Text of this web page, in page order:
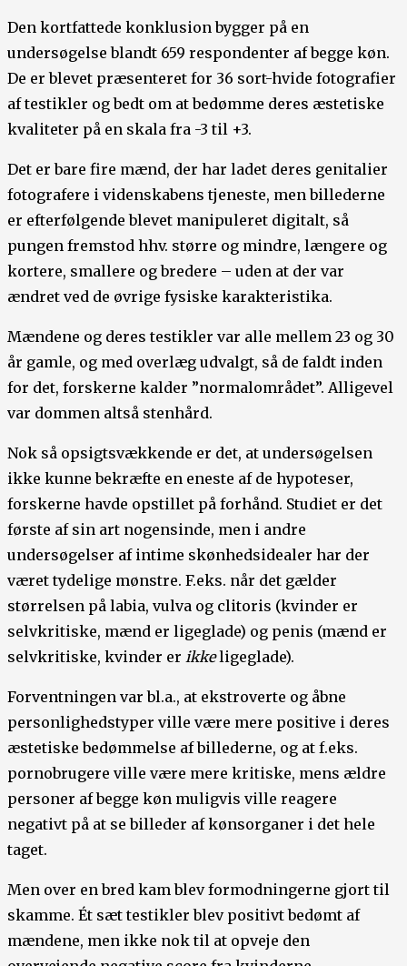
Den kortfattede konklusion bygger på en
undersøgelse blandt 659 respondenter af begge køn.
De er blevet præsenteret for 36 sort-hvide fotografier
af testikler og bedt om at bedømme deres æstetiske
kvaliteter på en skala fra -3 til +3.
Det er bare fire mænd, der har ladet deres genitalier
fotografere i videnskabens tjeneste, men billederne
er efterfølgende blevet manipuleret digitalt, så
pungen fremstod hhv. større og mindre, længere og
kortere, smallere og bredere – uden at der var
ændret ved de øvrige fysiske karakteristika.
Mændene og deres testikler var alle mellem 23 og 30
år gamle, og med overlæg udvalgt, så de faldt inden
for det, forskerne kalder ”normalområdet”. Alligevel
var dommen altså stenhård.
Nok så opsigtsvækkende er det, at undersøgelsen
ikke kunne bekræfte en eneste af de hypoteser,
forskerne havde opstillet på forhånd. Studiet er det
første af sin art nogensinde, men i andre
undersøgelser af intime skønhedsidealer har der
været tydelige mønstre. F.eks. når det gælder
størrelsen på labia, vulva og clitoris (kvinder er
selvkritiske, mænd er ligeglade) og penis (mænd er
selvkritiske, kvinder er ikkeligeglade).
Forventningen var bl.a., at ekstroverte og åbne
personlighedstyper ville være mere positive i deres
æstetiske bedømmelse af billederne, og at f.eks.
pornobrugere ville være mere kritiske, mens ældre
personer af begge køn muligvis ville reagere
negativt på at se billeder af kønsorganer i det hele
taget.
Men over en bred kam blev formodningerne gjort til
skamme. Ét sæt testikler blev positivt bedømt af
mændene, men ikke nok til at opveje den